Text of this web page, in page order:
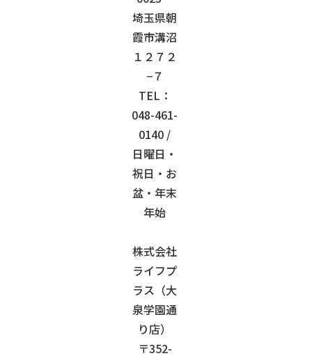
埼玉県朝
霞市溝沼
１２７２
−７
TEL：
048-461-
0140 /
日曜日・
祝日・お
盆・年末
年始
株式会社
ライフプ
ラス（大
泉学園通
り店）
〒352-